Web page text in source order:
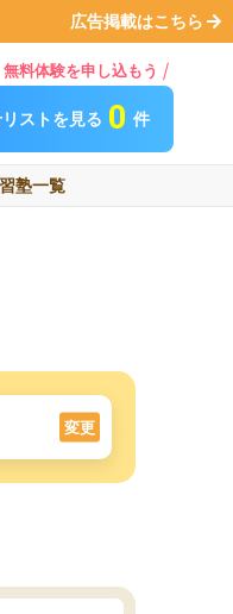
広告掲載はこちら
料体験を申し込もう
ストを見る 0 件
塾一覧
変更